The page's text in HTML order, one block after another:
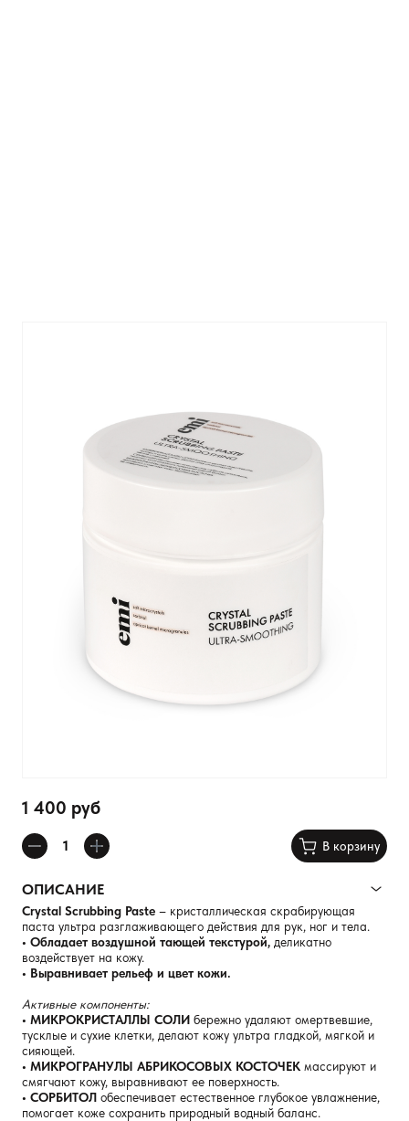
1 400 руб
В корзину
ОПИСАНИЕ
Crystal Scrubbing Paste – кристаллическая скрабирующая
паста ультра разглаживающего действия для рук, ног и тела.
• Обладает воздушной тающей текстурой, деликатно
воздействует на кожу.
• Выравнивает рельеф и цвет кожи.
Активные компоненты:
• МИКРОКРИСТАЛЛЫ СОЛИ бережно удаляют омертвевшие,
тусклые и сухие клетки, делают кожу ультра гладкой, мягкой и
сияющей.
• МИКРОГРАНУЛЫ АБРИКОСОВЫХ КОСТОЧЕК массируют и
смягчают кожу, выравнивают ее поверхность.
• СОРБИТОЛ обеспечивает естественное глубокое увлажнение,
помогает коже сохранить природный водный баланс.